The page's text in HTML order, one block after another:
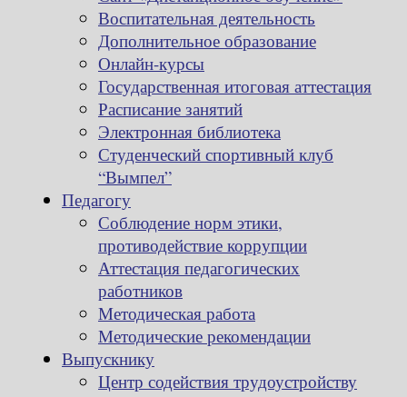
Воспитательная деятельность
Дополнительное образование
Онлайн-курсы
Государственная итоговая аттестация
Расписание занятий
Электронная библиотека
Студенческий спортивный клуб
“Вымпел”
Педагогу
Соблюдение норм этики,
противодействие коррупции
Аттестация педагогических
работников
Методическая работа
Методические рекомендации
Выпускнику
Центр содействия трудоустройству